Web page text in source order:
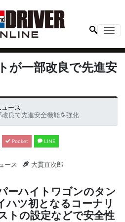
が一部改良で先進安
ース
良で先進安全機能を強化
Pocket LINE
ース 大貫直次郎
ーハイトワゴンのタン
ハツ初となるコーナリ
トの設定などで安全性